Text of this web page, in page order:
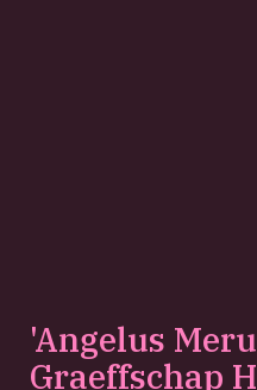
'Angelus
Graeffschap